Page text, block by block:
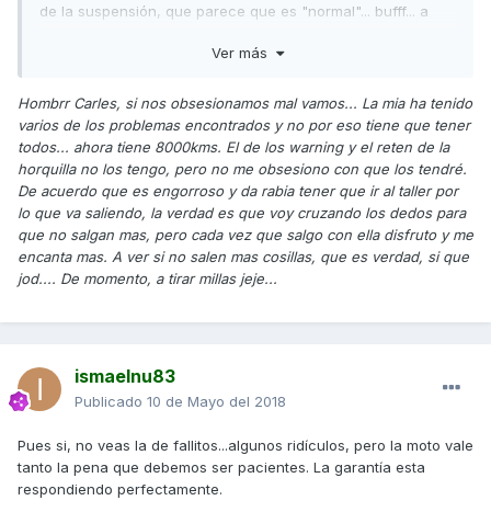
de la suspensión, que parece que es "normal"... bufff... a
Ver más
Hombrr Carles, si nos obsesionamos mal vamos... La mia ha tenido
varios de los problemas encontrados y no por eso tiene que tener
todos... ahora tiene 8000kms. El de los warning y el reten de la
horquilla no los tengo, pero no me obsesiono con que los tendré.
De acuerdo que es engorroso y da rabia tener que ir al taller por
lo que va saliendo, la verdad es que voy cruzando los dedos para
que no salgan mas, pero cada vez que salgo con ella disfruto y me
encanta mas. A ver si no salen mas cosillas, que es verdad, si que
jod.... De momento, a tirar millas jeje...
ismaelnu83
Publicado 10 de Mayo del 2018
Pues si, no veas la de fallitos...algunos ridículos, pero la moto vale
tanto la pena que debemos ser pacientes. La garantía esta
respondiendo perfectamente.